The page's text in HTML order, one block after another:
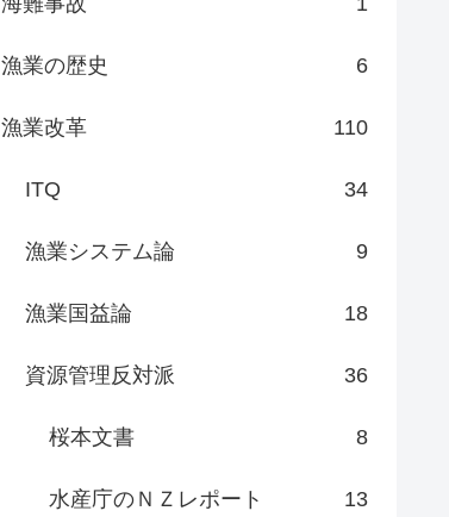
漁業の歴史 6
漁業改革 110
ITQ 34
漁業システム論 9
漁業国益論 18
資源管理反対派 36
桜本文書 8
水産庁のＮＺレポート 13